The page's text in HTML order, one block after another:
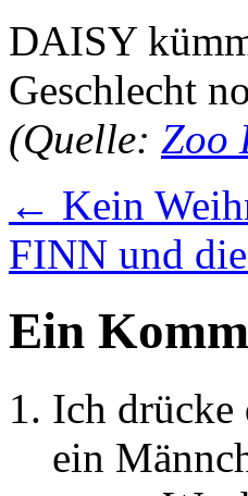
DAISY
Geschlecht
(Quelle: Zoo
← Kein
FINN und
Ein
Ich drücke
ein